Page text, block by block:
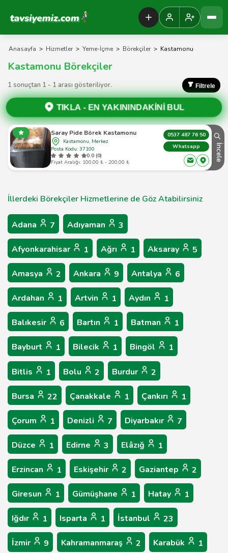
Tavsiyemiz Anasayfa
Anasayfa > Hizmetler > Yeme-İçme > Börekçiler > Kastamonu
Kastamonu Börekçiler
1 sonuçtan 1 - 1 arası gösteriliyor. Filtrele
TIKLA - EN YAKININDAKİNİ BUL
Saray Pide Börek Kastamonu
Kastamonu, Merkez
Posta Kodu: 37100
0.0 (0)
Fiyat Aralığı: 100,00 ₺ - 200,00 ₺
0537 487 76 50
Whatsapp
İncele
İllerdeki Börekçiler Hizmetlerine de Göz Atabilirsiniz
Adana 7 Adıyaman 3
Afyonkarahisar 1 Ağrı 1 Aksaray 5
Amasya 2 Ankara 9 Antalya 6
Ardahan 1 Artvin 1 Aydın 1
Balıkesir 6 Bartın 1 Batman 1
Bayburt 1 Bilecik 1 Bingöl 1
Bitlis 1 Bolu 2 Burdur 2
Bursa 22 Çanakkale 1 Çankırı 1
Çorum 1 Denizli 7 Diyarbakır 7
Düzce 1 Edirne 3 Elâzığ 1
Erzincan 1 Eskişehir 2 Gaziantep 2
Giresun 1 Gümüşhane 1 Hatay 1
Iğdır 1 Isparta 1 İstanbul 23
İzmir 9 Kahramanmaraş 2 Karabük 1